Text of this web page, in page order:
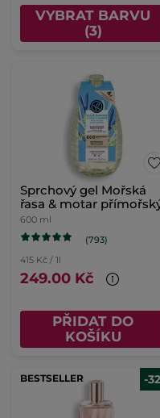
VYBRAT BARVU
(3)
Sprchový gel Mořská
řasa & motar
600 ml
(793)
415 Kč / 1l
249.00 Kč
PŘIDAT DO
KOŠÍKU
BESTSELLER -